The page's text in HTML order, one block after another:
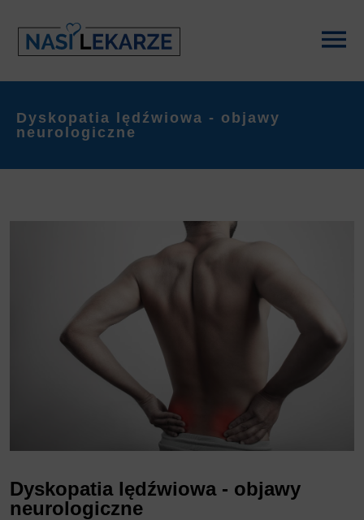
Dyskopatia lędźwiowa - objawy
neurologiczne
Dyskopatia lędźwiowa - objawy
neurologiczne